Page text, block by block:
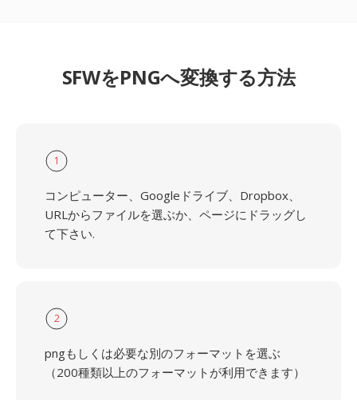
SFWをPNGへ変換する方法
1
コンピューター、Googleドライブ、Dropbox、
URLからファイルを選ぶか、ページにドラッグし
て下さい.
2
pngもしくは必要な別のフォーマットを選ぶ
（200種類以上のフォーマットが利用できます）